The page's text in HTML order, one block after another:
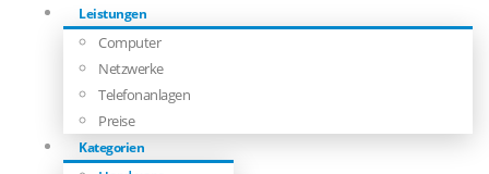
Leistungen
Computer
Netzwerke
Telefonanlagen
Preise
Kategorien